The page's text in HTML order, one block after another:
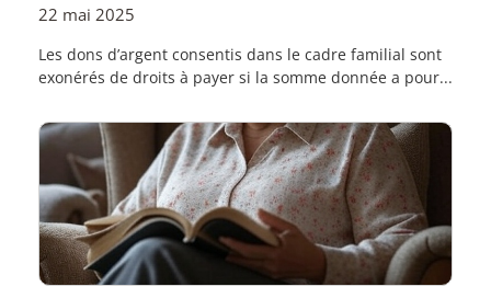
22 mai 2025
Les dons d’argent consentis dans le cadre familial sont
exonérés de droits à payer si la somme donnée a pour...